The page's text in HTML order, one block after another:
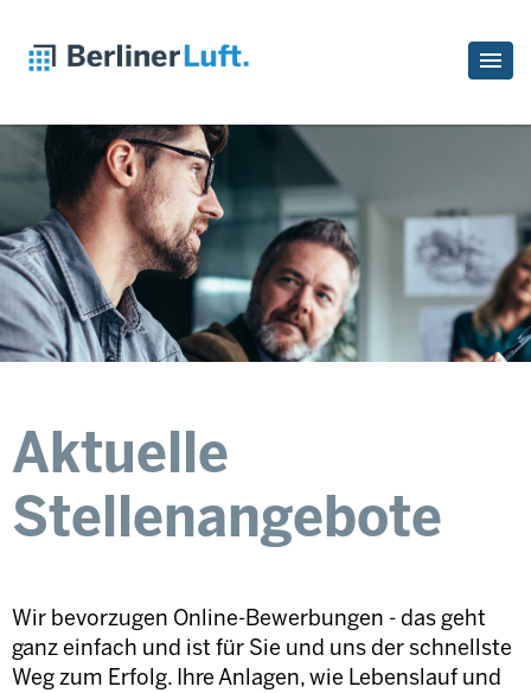
Aktuelle
Stellenangebote
Wir bevorzugen Online-Bewerbungen - das geht
ganz einfach und ist für Sie und uns der schnellste
Weg zum Erfolg. Ihre Anlagen, wie Lebenslauf und